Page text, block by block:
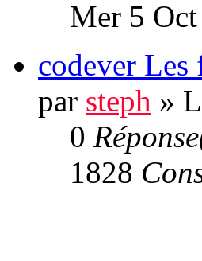
Mer 5
codever Les
par steph »
0
1828